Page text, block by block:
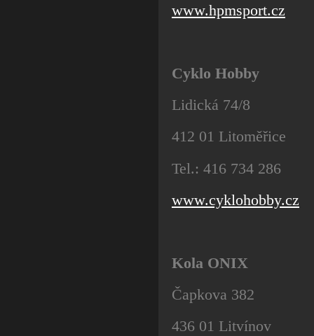
www.hpmsport.cz
Cyklo Hobby
Lidická 74/8
412 01 Litoměřice
Tel.: 416 734 286
www.cyklohobby.cz
Kola ONIX
Čapkova 382
436 01 Litvínov